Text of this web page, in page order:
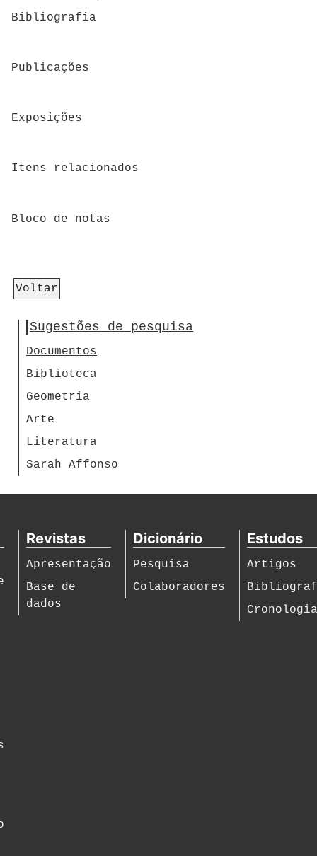
Bibliografia
Publicações
Exposições
Itens relacionados
Bloco de notas
Voltar
Sugestões de pesquisa
Documentos
Biblioteca
Geometria
Arte
Literatura
Sarah Affonso
Revistas
Apresentação
Base de
dados
Dicionário
Pesquisa
Colaboradores
Estudos
Artigos